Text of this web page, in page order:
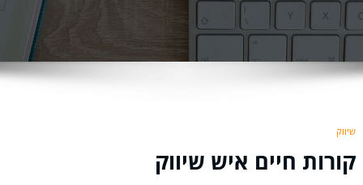
שיווק
קורות חיים איש שיווק